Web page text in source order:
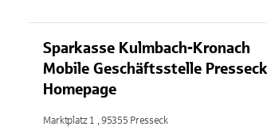
Sparkasse Kulmbach-Kronach
Mobile Geschäftsstelle
Homepage
Marktplatz 1 , 95355 Presseck